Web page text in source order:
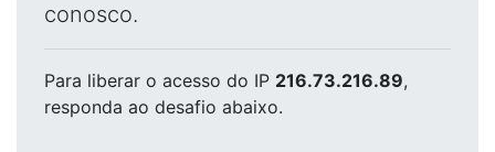
conosco.
Para liberar o acesso do IP 216.73.216.89,
responda ao desafio abaixo.